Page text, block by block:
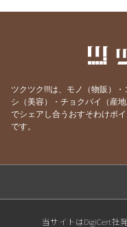
2025/05/28284.『東京
282.『葛藤
2025/03/31280.『化身
2025/02/25
2025/01/09275.『
ツクツク!!!は、モノ（物販）
シ（美容）・チョクバイ（産
でシェアし合うおすそわけポ
です。
当サイトはDigiCert社